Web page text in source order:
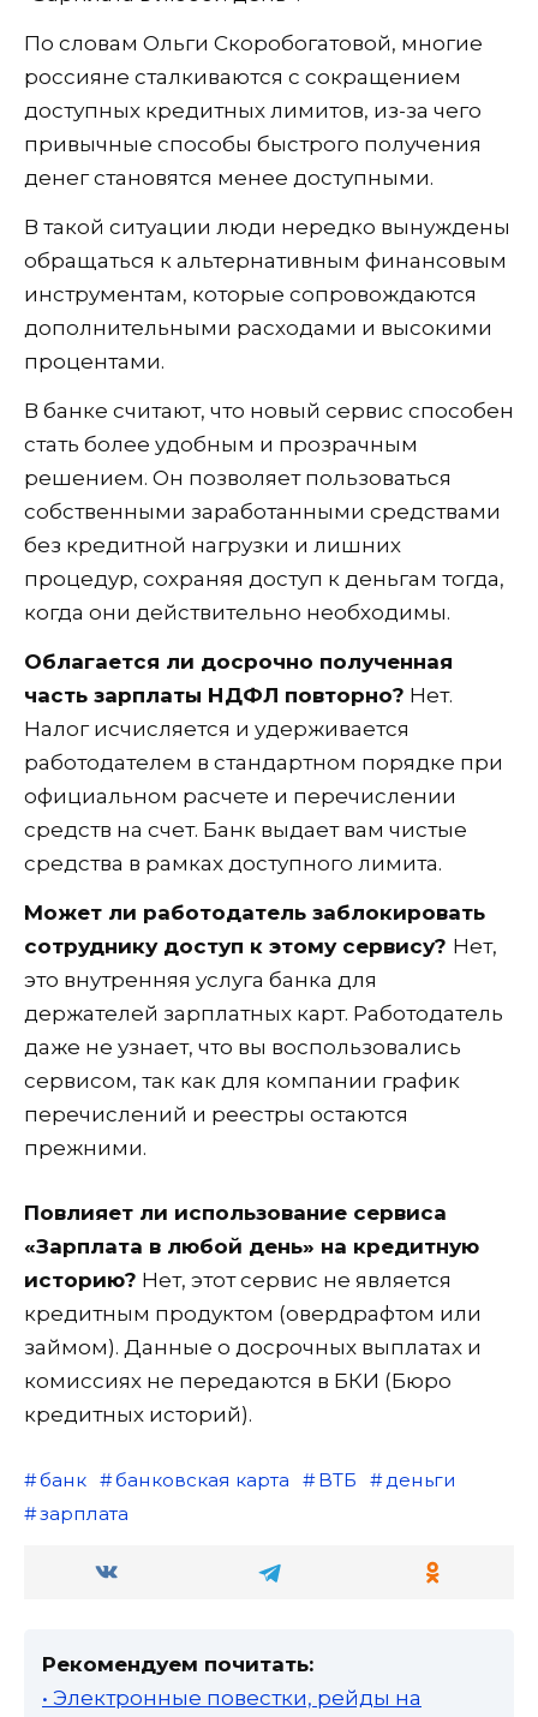
По словам Ольги Скоробогатовой, многие
россияне сталкиваются с сокращением
доступных кредитных лимитов, из-за чего
привычные способы быстрого получения
денег становятся менее доступными.
В такой ситуации люди нередко вынуждены
обращаться к альтернативным финансовым
инструментам, которые сопровождаются
дополнительными расходами и высокими
процентами.
В банке считают, что новый сервис способен
стать более удобным и прозрачным
решением. Он позволяет пользоваться
собственными заработанными средствами
без кредитной нагрузки и лишних
процедур, сохраняя доступ к деньгам тогда,
когда они действительно необходимы.
Облагается ли досрочно полученная
часть зарплаты НДФЛ повторно? Нет.
Налог исчисляется и удерживается
работодателем в стандартном порядке при
официальном расчете и перечислении
средств на счет. Банк выдает вам чистые
средства в рамках доступного лимита.
Может ли работодатель заблокировать
сотруднику доступ к этому сервису? Нет,
это внутренняя услуга банка для
держателей зарплатных карт. Работодатель
даже не узнает, что вы воспользовались
сервисом, так как для компании график
перечислений и реестры остаются
прежними.
Повлияет ли использование сервиса
«Зарплата в любой день» на кредитную
историю? Нет, этот сервис не является
кредитным продуктом (овердрафтом или
займом). Данные о досрочных выплатах и
комиссиях не передаются в БКИ (Бюро
кредитных историй).
банк банковская карта ВТБ
деньги
зарплата
Рекомендуем почитать:
• Электронные повестки, рейды на